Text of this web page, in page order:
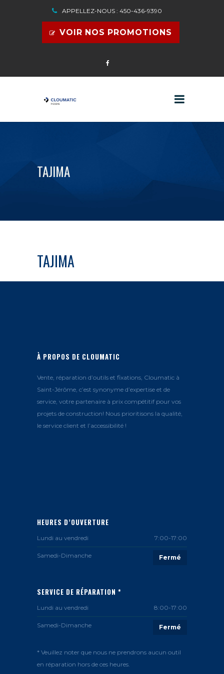
APPELLEZ-NOUS : 450-436-9390
VOIR NOS PROMOTIONS
TAJIMA
TAJIMA
À PROPOS DE CLOUMATIC
Vente, réparation d’outils et fixations, Cloumatic à
Saint-Jérôme, c’est synonyme d’expertise et de
service, votre partenaire à prix compétitif pour vos
projets de construction! Nous prioritisons la qualité,
le service client et l’accessibilité !
HEURES D’OUVERTURE
Lundi au vendredi 7:00-17:00
Samedi-Dimanche Fermé
SERVICE DE RÉPARATION *
Lundi au vendredi 8:00-17:00
Samedi-Dimanche Fermé
* Veuillez noter que nous ne prendrons aucun outil
en réparation hors de ces heures.